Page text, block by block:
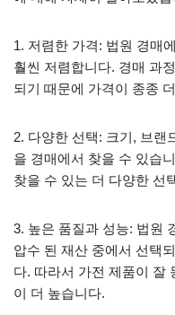
1. 저렴한 가격: 법원 경매
훨씬 저렴합니다. 경매 과
되기 때문에 가격이 종종
2. 다양한 선택: 크기, 브랜
을 경매에서 찾을 수 있습
찾을 수 있는 더 다양한 선
3. 높은 품질과 성능: 법원
압수 된 재산 중에서 선택
다. 따라서 가전 제품이 잘
이 더 높습니다.